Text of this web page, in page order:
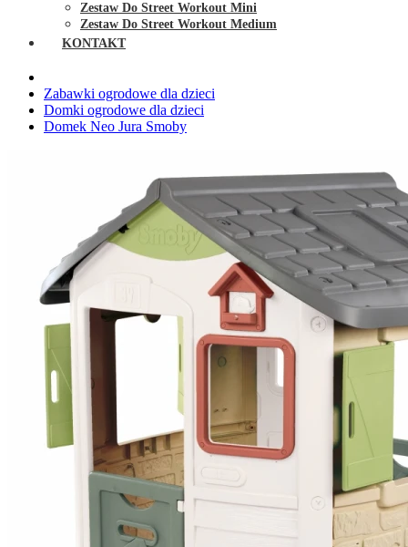
Zestaw Do Street Workout Mini
Zestaw Do Street Workout Medium
KONTAKT
Zabawki ogrodowe dla dzieci
Domki ogrodowe dla dzieci
Domek Neo Jura Smoby